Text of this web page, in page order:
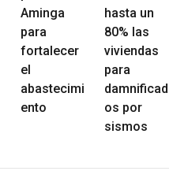
Aminga
para
fortalecer
el
abastecimi
ento
hasta un
80% las
viviendas
para
damnificad
os por
sismos